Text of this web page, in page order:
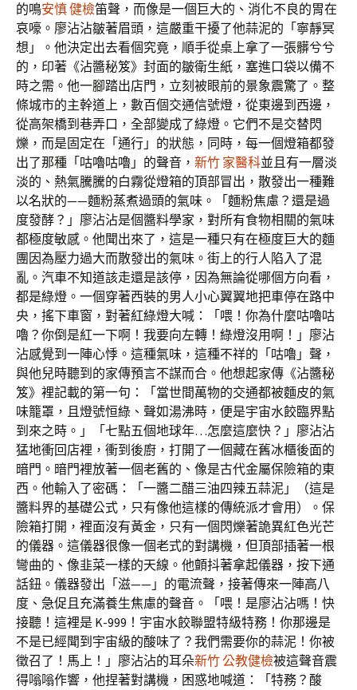
的鳴安慎 健檢笛聲，而像是一個巨大的、消化不良的胃在
哀嚎。廖沾沾皺著眉頭，這嚴重干擾了他蒜泥的「寧靜冥
想」。他決定出去看個究竟，順手從桌上拿了一張髒兮兮
的，印著《沾醬秘笈》封面的皺衛生紙，塞進口袋以備不
時之需。他一腳踏出店門，立刻被眼前的景象震驚了。整
條城市的主幹道上，數百個交通信號燈，從東邊到西邊，
從高架橋到巷弄口，全部變成了綠燈。它們不是交替閃
爍，而是固定在「通行」的狀態，同時，每一個燈箱都發
出了那種「咕嚕咕嚕」的聲音， 新竹 家醫科並且有一層淡
淡的、熱氣騰騰的白霧從燈箱的頂部冒出，散發出一種難
以名狀的——麵粉蒸煮過頭的氣味。「麵粉焦慮？還是過
度發酵？」廖沾沾是個醬料學家，對所有食物相關的氣味
都極度敏感。他聞出來了，這是一種只有在極度巨大的麵
團因為壓力過大而散發出的氣味。街上的行人陷入了混
亂。汽車不知道該走還是該停，因為無論從哪個方向看，
都是綠燈。一個穿著西裝的男人小心翼翼地把車停在路中
央，搖下車窗，對著紅綠燈大喊：「喂！你為什麼咕嚕咕
嚕？你倒是紅一下啊！我要向左轉！綠燈沒用啊！」廖沾
沾感覺到一陣心悸。這種氣味，這種不祥的「咕嚕」聲，
與他兒時聽到的家傳預言不謀而合。他想起家傳《沾醬秘
笈》裡記載的第一句：「當世間萬物的交通都被麵皮的氣
味籠罩，且燈號恒綠、聲如湯沸時，便是宇宙水餃臨界點
到來之時。」「七點五個地球年…怎麼這麼快？」廖沾沾
猛地衝回店裡，衝到後廚，打開了一個藏在舊冰櫃後面的
暗門。暗門裡放著一個老舊的、像是古代金屬保險箱的東
西。他輸入了密碼：「一醬二醋三油四辣五蒜泥」（這是
醬料界的基礎公式，只有像他這樣的傳統派才會用）。保
險箱打開，裡面沒有黃金，只有一個閃爍著詭異紅色光芒
的儀器。這儀器很像一個老式的對講機，但頂部插著一根
彎曲的、像韭菜一樣的天線。他顫抖著拿起儀器，按下通
話鈕。儀器發出「滋——」的電流聲，接著傳來一陣高八
度、急促且充滿養生焦慮的聲音。「喂！是廖沾沾嗎！快
接聽！這裡是 K-999！宇宙水餃聯盟特級特務！你那邊是
不是已經聞到宇宙級的酸味了？我們需要你的蒜泥！你被
徵召了！馬上！」廖沾沾的耳朵新竹 公教健檢被這聲音震
得嗡嗡作響，他捏著對講機，困惑地喊道：「特務？酸